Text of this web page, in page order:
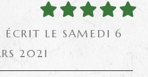
ÉCRIT LE SAMEDI 6
2021